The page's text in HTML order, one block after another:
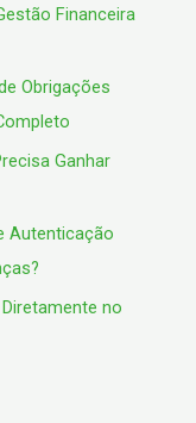
Financeira
Obrigações
Ganhar
Autenticação
no